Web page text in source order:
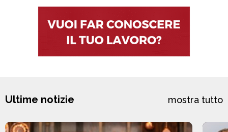
Ultime notizie mostra tutto